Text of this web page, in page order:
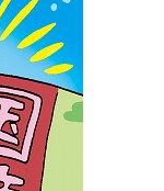
料請求